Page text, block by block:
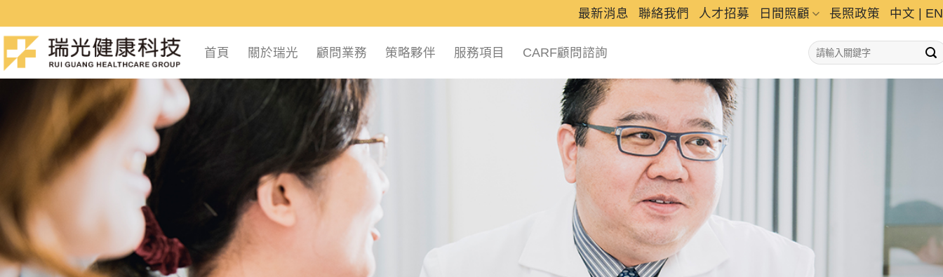
to
content
最新消息 聯絡我們 人才招募 日間照顧 長照政策 中文 EN
首頁 關於瑞光 顧問業務 策略夥伴 服務項目 CARF顧問諮詢